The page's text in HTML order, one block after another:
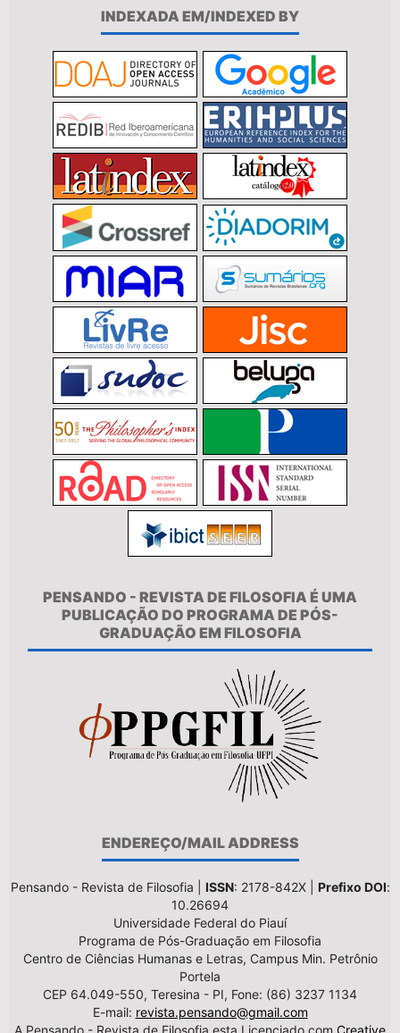
INDEXADA EM/INDEXED BY
PENSANDO - REVISTA DE FILOSOFIA É UMA
PUBLICAÇÃO DO PROGRAMA DE PÓS-
GRADUAÇÃO EM FILOSOFIA
ENDEREÇO/MAIL ADDRESS
Pensando - Revista de Filosofia | ISSN: 2178-842X | Prefixo DOI:
10.26694
Universidade Federal do Piauí
Programa de Pós-Graduação em Filosofia
Centro de Ciências Humanas e Letras, Campus Min. Petrônio
Portela
CEP 64.049-550, Teresina - PI, Fone: (86) 3237 1134
E-mail: revista.pensando@gmail.com
A Pensando - Revista de Filosofia esta Licenciado com Creative